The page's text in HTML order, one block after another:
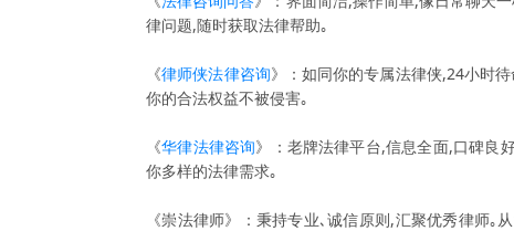
律问题,随时获取法律帮助｡
《律师侠法律咨询》：如同你的专属法律侠,24小时
你的合法权益不被侵害｡
《华律法律咨询》：老牌法律平台,信息全面,口碑良
你多样的法律需求｡
《崇法律师》：秉持专业､诚信原则,汇聚优秀律师